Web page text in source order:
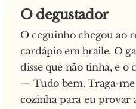
casa.
Não cozinho um grão
No 1º dia não vi nada.
3º
dia ja o vi cozinhando
ovo ...
O degustador
O ceguinho chegou ao
cardápio em braile. O
disse que não tinha, e o
— Tudo bem. Traga-
cozinha para eu provar